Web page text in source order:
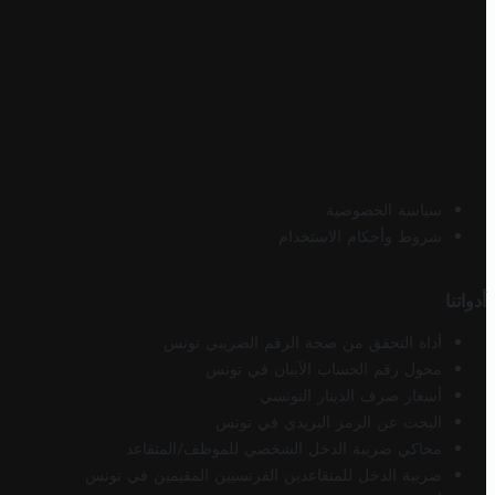
سياسة الخصوصية
شروط وأحكام الاستخدام
أدواتنا
أداة التحقق من صحة الرقم الضريبي تونس
محول رقم الحساب الآيبان في تونس
أسعار صرف الدينار التونسي
البحث عن الرمز البريدي في تونس
محاكي ضريبة الدخل الشخصي للموظف/المتقاعد
ضريبة الدخل للمتقاعدين الفرنسيين المقيمين في تونس